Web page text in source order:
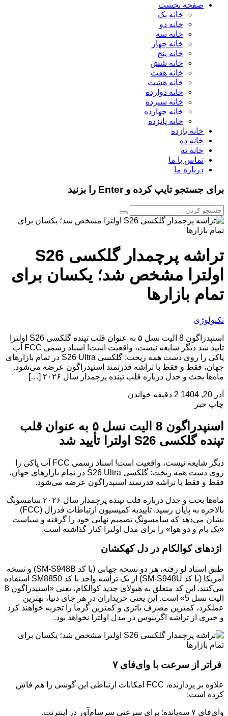
صفحه نخست
خانه یک
خانه دو
خانه سه
خانه چهار
خانه پنج
خانه شش
خانه هفت
خانه هشت
خانه دوازده
خانه سیزده
خانه چهارده
خانه پانزده
خانه یازده
خانه ده
خانه نه
تماس با ما
درباره ما
برای جستجو تایپ کرده و Enter را بزنید
تراشه پرچمدار گلکسی S26
اولترا مشخص شد؛ یکسان برای
تمام بازارها
تکنولوژی
اسنپدراگون 8 الیت نسل ۵ به عنوان قلب تپنده گلکسی S26 اولترا
تأیید شد دیگر شایعه نیست، واقعیت است! اسناد رسمی FCC آب
پاکی را روی دست همه ریخت: گلکسی S26 Ultra در تمام بازارهای
جهان، فقط و فقط با تراشه قدرتمند اسنپدراگون عرضه می‌شود.
ماه‌ها بحث و جدل درباره قلب تپنده پرچمدار سال ۲۰۲۶ […]
آذر 20, 1404
2 دقیقه خواندن
چاپ خبر
اسنپدراگون 8 الیت نسل ۵ به عنوان قلب
تپنده گلکسی S26 اولترا تأیید شد
دیگر شایعه نیست، واقعیت است! اسناد رسمی FCC آب پاکی را
روی دست همه ریخت: گلکسی S26 Ultra در تمام بازارهای جهان،
فقط و فقط با تراشه قدرتمند اسنپدراگون عرضه می‌شود.
ماه‌ها بحث و جدل درباره قلب تپنده پرچمدار سال ۲۰۲۶ سامسونگ
بالاخره به پایان رسید. تاییدیه کمیسیون ارتباطات فدرال (FCC)
نشان می‌دهد که سامسونگ تصمیم نهایی خود را گرفته و سیاست
«یک بام و دو هوا» را برای مدل اولترا کنار گذاشته است.
اژدهای کوالکام در دل کهکشان
طبق اسناد لو رفته، هر دو نسخه جهانی (با کد SM-S948B) و نسخه
آمریکا (با کد SM-S948U) از یک تراشه واحد با کد SM8850 استفاده
می‌کنند. این کد متعلق به هیولای جدید کوالکام، یعنی «اسنپدراگون 8
الیت نسل 5» است. این یعنی خریداران در هر جای دنیا، بهترین
عملکرد، کمترین مصرف باتری و کمترین گرما را تجربه خواهند کرد
و خبری از تراشه اگزینوس در مدل اولترا نخواهد بود.
فراتر از سرعت با وای‌فای ۷
علاوه بر پردازنده، FCC امکانات ارتباطی این گوشی را هم فاش
کرده است:
وای‌فای ۷ سه‌بانده: برای سرعتی سرسام‌آور در اینترنت.